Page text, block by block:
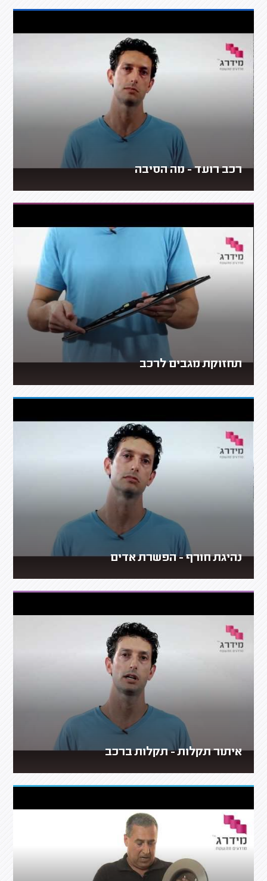
רכב רועד - מה הסיבה
תחזוקת מגבים לרכב
נהיגת חורף - הפשרת אדים
איתור תקלות - תקלות ברכב